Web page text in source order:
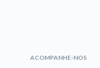
ACOMPANHE-NOS